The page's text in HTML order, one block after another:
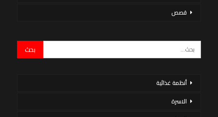
قصص
أنظمة غذائية
الاسرة